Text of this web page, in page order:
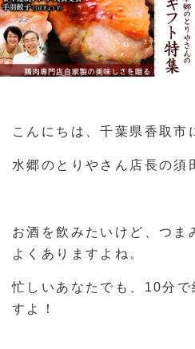
こんにちは、千葉県香取市
水郷のとりやさん店長の須
お酒を飲みたいけど、つま
よくありますよね。
忙しいあなたでも、10分で
すよ！